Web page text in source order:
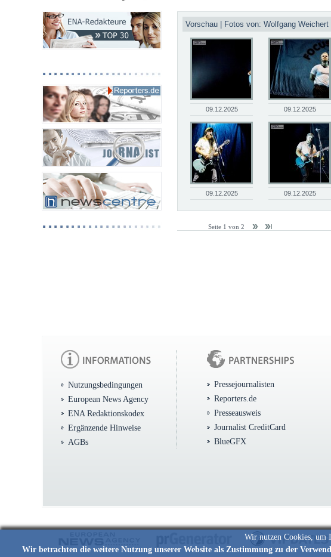
Wir nutzen Cookies, um
Wir betrachten die weitere Nutzung unserer Website als Zustimmung zu der
Vorschau | Fotos von: Wolfgang Weichert
09.12.2025 09.12.2025
09.12.2025 09.12.2025
Seite 1 von 2
Nutzungsbedingungen
European News Agency
ENA Redaktionskodex
Ergänzende Hinweise
AGBs
Pressejournalisten
Reporters.de
Presseausweis
Journalist CreditCard
BlueGFX